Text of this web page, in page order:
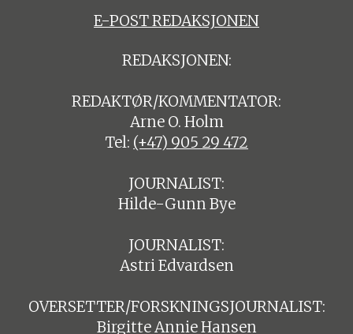
E-POST REDAKSJONEN
REDAKSJONEN:
REDAKTØR/KOMMENTATOR:
Arne O. Holm
Tel: (+47) 905 29 472
JOURNALIST:
Hilde-Gunn Bye
JOURNALIST:
Astri Edvardsen
OVERSETTER/FORSKNINGSJOURNALIST:
Birgitte Annie Hansen